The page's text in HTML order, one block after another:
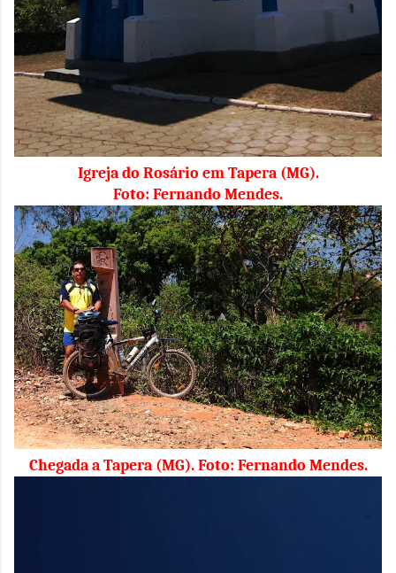
Igreja do Rosário em Tapera (MG).
Foto: Fernando Mendes.
Chegada a Tapera (MG). Foto: Fernando Mendes.